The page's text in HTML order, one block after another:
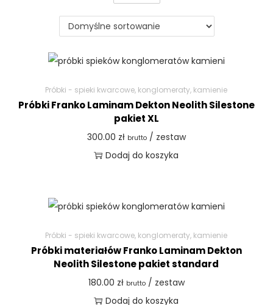
Próbki - spieki kwarcowe, konglomeraty, kamienie
Próbki Franko Laminam Dekton Neolith Silestone
pakiet XL
300.00 zł brutto/ zestaw
Dodaj do koszyka
Próbki - spieki kwarcowe, konglomeraty, kamienie
Próbki materiałów Franko Laminam Dekton
Neolith Silestone pakiet standard
180.00 zł brutto/ zestaw
Dodaj do koszyka